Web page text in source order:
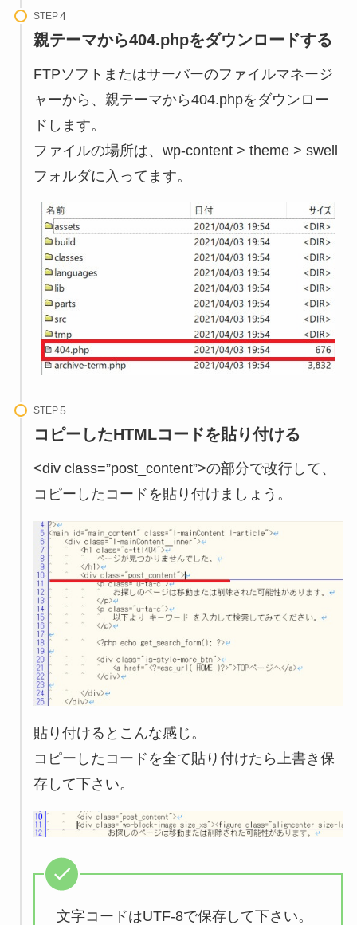
STEP
親テーマから404.phpをダウンロードする
FTPソフトまたはサーバーのファイルマネージ
ャーから、親テーマから404.phpをダウンロー
ドします。
ファイルの場所は、wp-content > theme > swell
フォルダに入ってます。
STEP
コピーしたHTMLコードを貼り付ける
<div class=”post_content”>の部分で改行して、
コピーしたコードを貼り付けましょう。
貼り付けるとこんな感じ。
コピーしたコードを全て貼り付けたら上書き保
存して下さい。
文字コードはUTF-8で保存して下さい。